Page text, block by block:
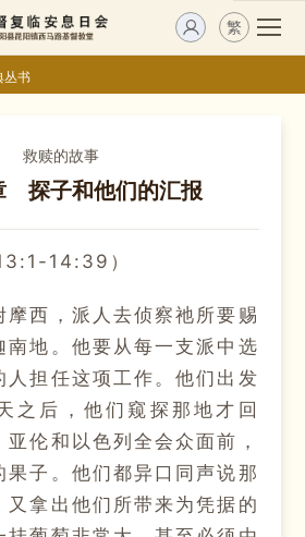
繁
丛书
救赎的故事
探子和他们的汇报
14:39）
西，派人去侦察祂所要赐
南地。他要从每一支派中选
人担任这项工作。他们出发
之后，他们窥探那地才回
伦和以色列全会众面前，
果子。他们都异口同声说那
又拿出他们所带来为凭据的